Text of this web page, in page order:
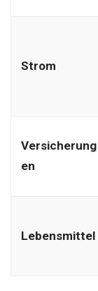
Strom
Versicherung
en
Lebensmittel